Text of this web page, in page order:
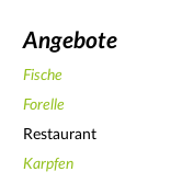
Angebote
Fische
Forelle
Restaurant
Karpfen